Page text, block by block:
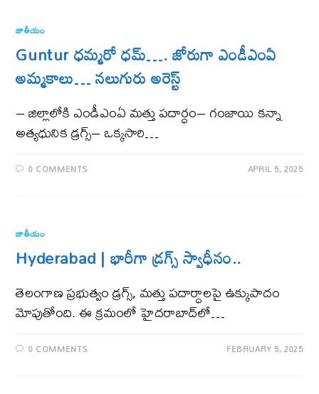
జాతీయం
Guntur ధమ్మరో ధమ్‌…. జోరుగా ఎండీఎంఏ
అమ్మకాలు… నలుగురు అరెస్ట్
– జిల్లాలోకి ఎండీఎంఏ మత్తు పదార్ధం– గంజాయి కన్నా
అత్యధునిక డ్రగ్స్‌– ఒక్కసారి…
0 COMMENTS APRIL 5, 2025
జాతీయం
Hyderabad | భారీగా డ్రగ్స్ స్వాధీనం..
తెలంగాణ ప్రభుత్వం డ్రగ్స్, మత్తు పదార్ధాలపై ఉక్కుపాదం
మోపుతోంది. ఈ క్రమంలో హైదరాబాద్‌లో…
0 COMMENTS FEBRUARY 5, 2025